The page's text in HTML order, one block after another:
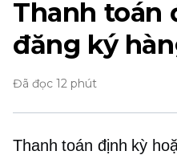
Thanh toán
đăng ký
Đã đọc 12 phút
Thanh toán định kỳ